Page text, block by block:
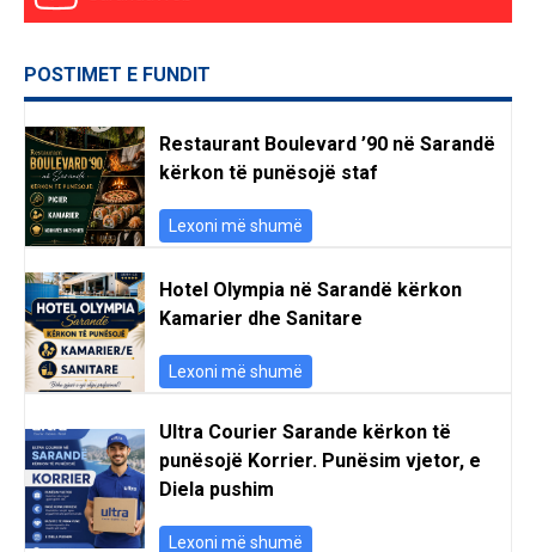
POSTIMET E FUNDIT
Restaurant Boulevard ’90 në Sarandë
kërkon të punësojë staf
Lexoni më shumë
Hotel Olympia në Sarandë kërkon
Kamarier dhe Sanitare
Lexoni më shumë
Ultra Courier Sarande kërkon të
punësojë Korrier. Punësim vjetor, e
Diela pushim
Lexoni më shumë